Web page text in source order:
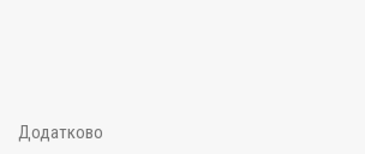
Додатково